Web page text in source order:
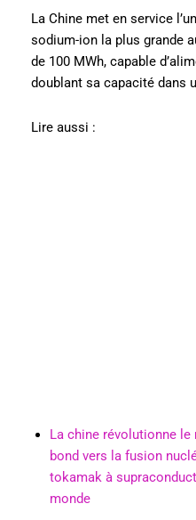
La Chine met en service
sodium-ion la plus grande
de 100 MWh, capable
doublant sa capacité dans
Lire aussi :
La chine révolutionne le
bond vers la fusion
tokamak à
monde